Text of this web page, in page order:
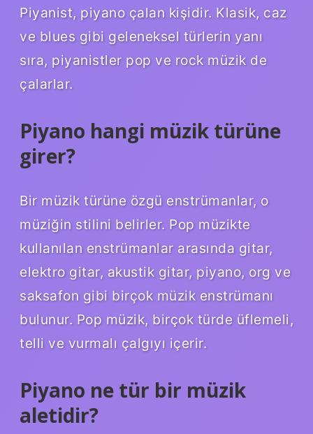
Piyanist, piyano çalan kişidir. Klasik, caz
ve blues gibi geleneksel türlerin yanı
sıra, piyanistler pop ve rock müzik de
çalarlar.
Piyano hangi müzik türüne
girer?
Bir müzik türüne özgü enstrümanlar, o
müziğin stilini belirler. Pop müzikte
kullanılan enstrümanlar arasında gitar,
elektro gitar, akustik gitar, piyano, org ve
saksafon gibi birçok müzik enstrümanı
bulunur. Pop müzik, birçok türde üflemeli,
telli ve vurmalı çalgıyı içerir.
Piyano ne tür bir müzik
aletidir?